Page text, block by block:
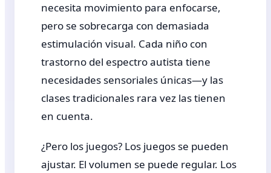
necesita movimiento para enfocarse,
pero se sobrecarga con demasiada
estimulación visual. Cada niño con
trastorno del espectro autista tiene
necesidades sensoriales únicas—y las
clases tradicionales rara vez las tienen
en cuenta.
¿Pero los juegos? Los juegos se pueden
ajustar. El volumen se puede regular. Los